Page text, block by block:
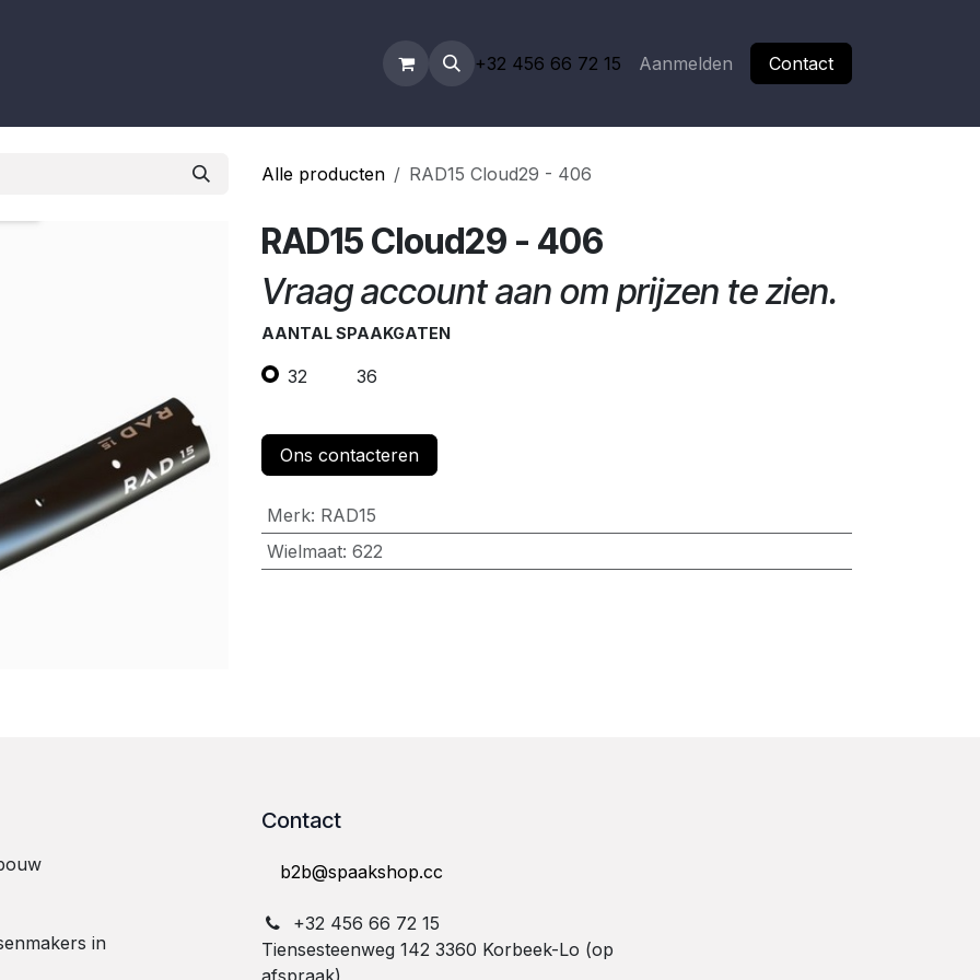
+32 456 66 72 15 Aanmelden Contact
Alle producten RAD15 Cloud29 - 406
RAD15 Cloud29 - 406
Vraag account aan om prijzen te zien.
AANTAL SPAAKGATEN
32 36
Ons contacteren
Merk: RAD15
Wielmaat: 622
in
Contact
b2b@spaakshop.cc
+32 ⁠4⁠5⁠6⁠ ⁠6⁠6⁠ ⁠7⁠2⁠ ⁠1⁠5
Tiensesteenweg 142 3360 Korbeek-Lo (op
afspraak)